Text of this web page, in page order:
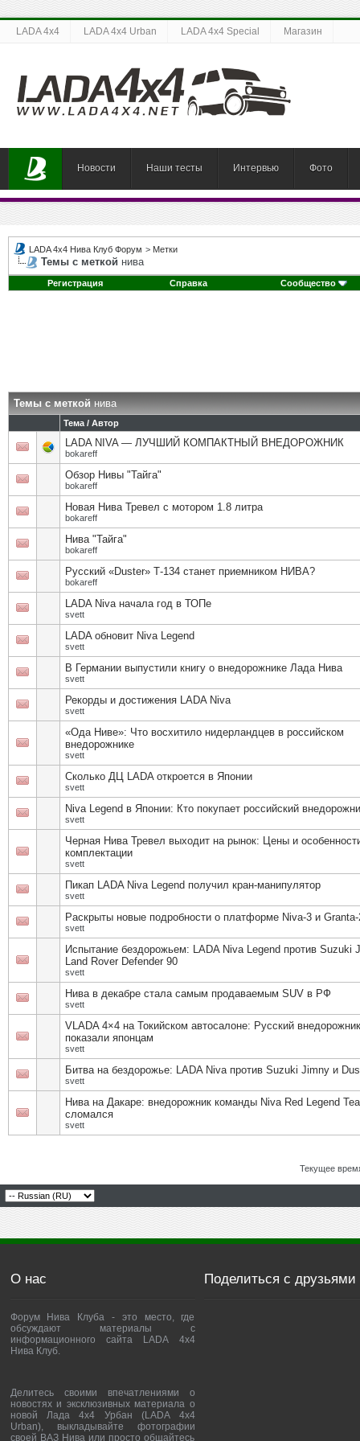
LADA 4x4 LADA 4x4 Urban LADA 4x4 Special Магазин
Новости Наши тесты Интервью Фото
LADA 4x4 Нива Клуб Форум > Метки
Темы с меткой нива
Регистрация Справка Сообщество
Темы с меткойнива
Тема / Автор
LADA NIVA — ЛУЧШИЙ КОМПАКТНЫЙ ВНЕДОРОЖНИК
bokareff
Обзор Нивы "Тайга"
bokareff
Новая Нива Тревел с мотором 1.8 литра
bokareff
Нива "Тайга"
bokareff
Русский «Duster» Т-134 станет приемником НИВА?
bokareff
LADA Niva начала год в ТОПе
svett
LADA обновит Niva Legend
svett
В Германии выпустили книгу о внедорожнике Лада Нива
svett
Рекорды и достижения LADA Niva
svett
«Ода Ниве»: Что восхитило нидерландцев в российском
внедорожнике
svett
Сколько ДЦ LADA откроется в Японии
svett
Niva Legend в Японии: Кто покупает российский
svett
Черная Нива Тревел выходит на рынок: Цены и
комплектации
svett
Пикап LADA Niva Legend получил кран-манипулятор
svett
Раскрыты новые подробности о платформе Niva-3 и Granta-
svett
Испытание бездорожьем: LADA Niva Legend против Suzuki
Land Rover Defender 90
svett
Нива в декабре стала самым продаваемым SUV в РФ
svett
VLADA 4×4 на Токийском автосалоне: Русский внедорожник
показали японцам
svett
Битва на бездорожье: LADA Niva против Suzuki Jimny и
svett
Нива на Дакаре: внедорожник команды Niva Red Legend
сломался
svett
Текущее
О нас
Форум Нива Клуба - это место, где
обсуждают материалы с
информационного сайта LADA 4x4
Нива Клуб.
Делитесь своими впечатлениями о
новостях и эксклюзивных материала о
новой Лада 4х4 Урбан (LADA 4x4
Urban), выкладывайте фотографии
своей ВАЗ Нива или просто общайтесь
Поделиться с друзьями